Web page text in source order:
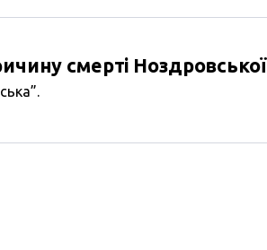
смерті Ноздровської